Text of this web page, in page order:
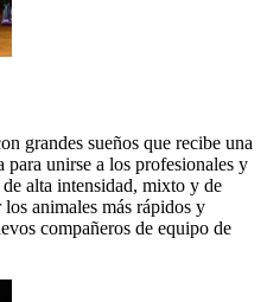
grandes sueños que recibe una
unirse a los profesionales y
alta intensidad, mixto y de
animales más rápidos y
compañeros de equipo de